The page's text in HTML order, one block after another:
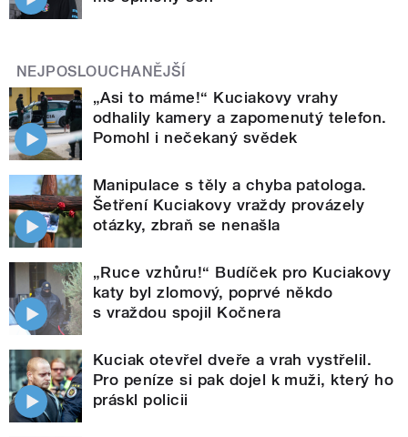
NEJPOSLOUCHANĚJŠÍ
„Asi to máme!“ Kuciakovy vrahy
odhalily kamery a zapomenutý telefon.
Pomohl i nečekaný svědek
Manipulace s těly a chyba patologa.
Šetření Kuciakovy vraždy provázely
otázky, zbraň se nenašla
„Ruce vzhůru!“ Budíček pro Kuciakovy
katy byl zlomový, poprvé někdo
s vraždou spojil Kočnera
Kuciak otevřel dveře a vrah vystřelil.
Pro peníze si pak dojel k muži, který ho
práskl policii